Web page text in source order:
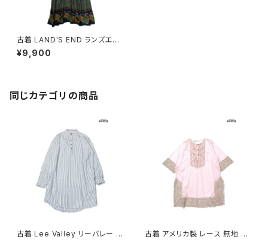
古着 LAND'S END ランズエン
ド 総柄 ロング丈 長袖 ワンピー
ス 緑 (otu2509032)
¥9,900
同じカテゴリの商品
古着 Lee Valley リーバレー ス
古着 アメリカ製 レース 無地 ナ